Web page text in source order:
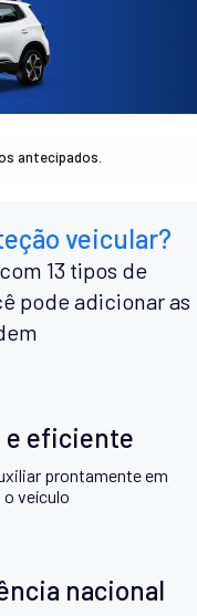
antecipados.
veicular?
13 tipos de
pode adicionar as
e eficiente
prontamente em
veículo
nacional